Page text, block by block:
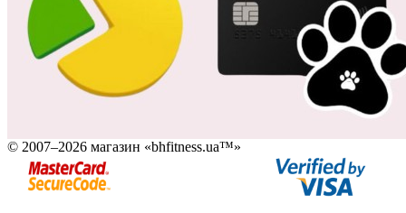
© 2007–2026 магазин «bhfitness.ua™»